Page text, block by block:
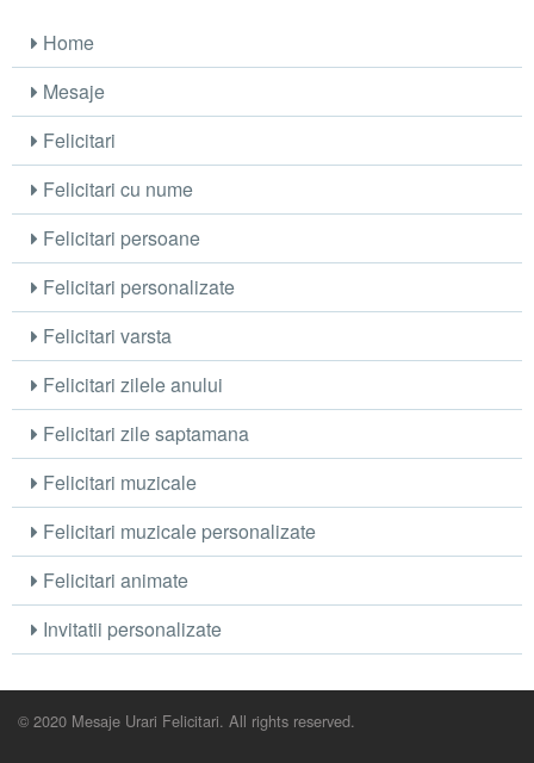
Home
Mesaje
Felicitari
Felicitari cu nume
Felicitari persoane
Felicitari personalizate
Felicitari varsta
Felicitari zilele anului
Felicitari zile saptamana
Felicitari muzicale
Felicitari muzicale personalizate
Felicitari animate
Invitatii personalizate
© 2020 Mesaje Urari Felicitari. All rights reserved.